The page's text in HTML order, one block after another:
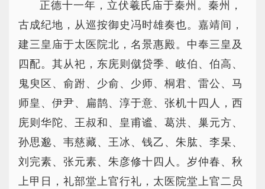
正德十一年，立伏羲氏庙于秦州。秦州，
古成纪地，从巡按御史冯时雄奏也。嘉靖间，
建三皇庙于太医院北，名景惠殿。中奉三皇及
四配。其从祀，东庑则僦贷季、岐伯、伯高、
鬼臾区、俞跗、少俞、少师、桐君、雷公、马
师皇、伊尹、扁鹊、淳于意、张机十四人，西
庑则华陀、王叔和、皇甫谧、葛洪、巢元方、
孙思邈、韦慈藏、王冰、钱乙、朱肱、李杲、
刘完素、张元素、朱彦修十四人。岁仲春、秋
上甲日，礼部堂上官行礼，太医院堂上官二员